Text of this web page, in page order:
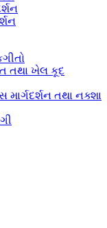
તથા ખેલ કૂદ
માર્ગદર્શન તથા નક્શા